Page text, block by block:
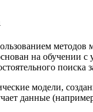
на обучении
поиска
модели,
данные